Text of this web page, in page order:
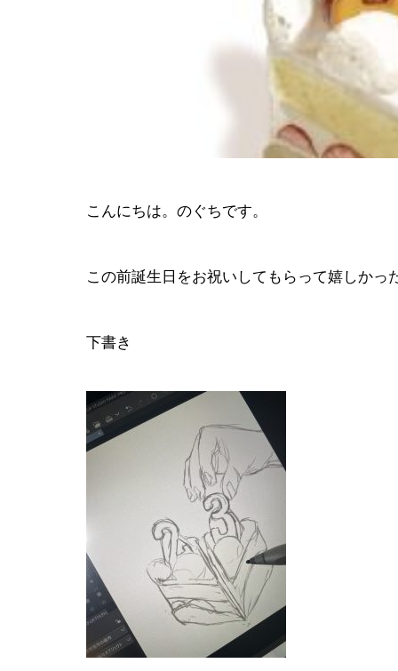
こんにちは。のぐちです。
この前誕生日をお祝いしてもらって嬉しかっ
下書き